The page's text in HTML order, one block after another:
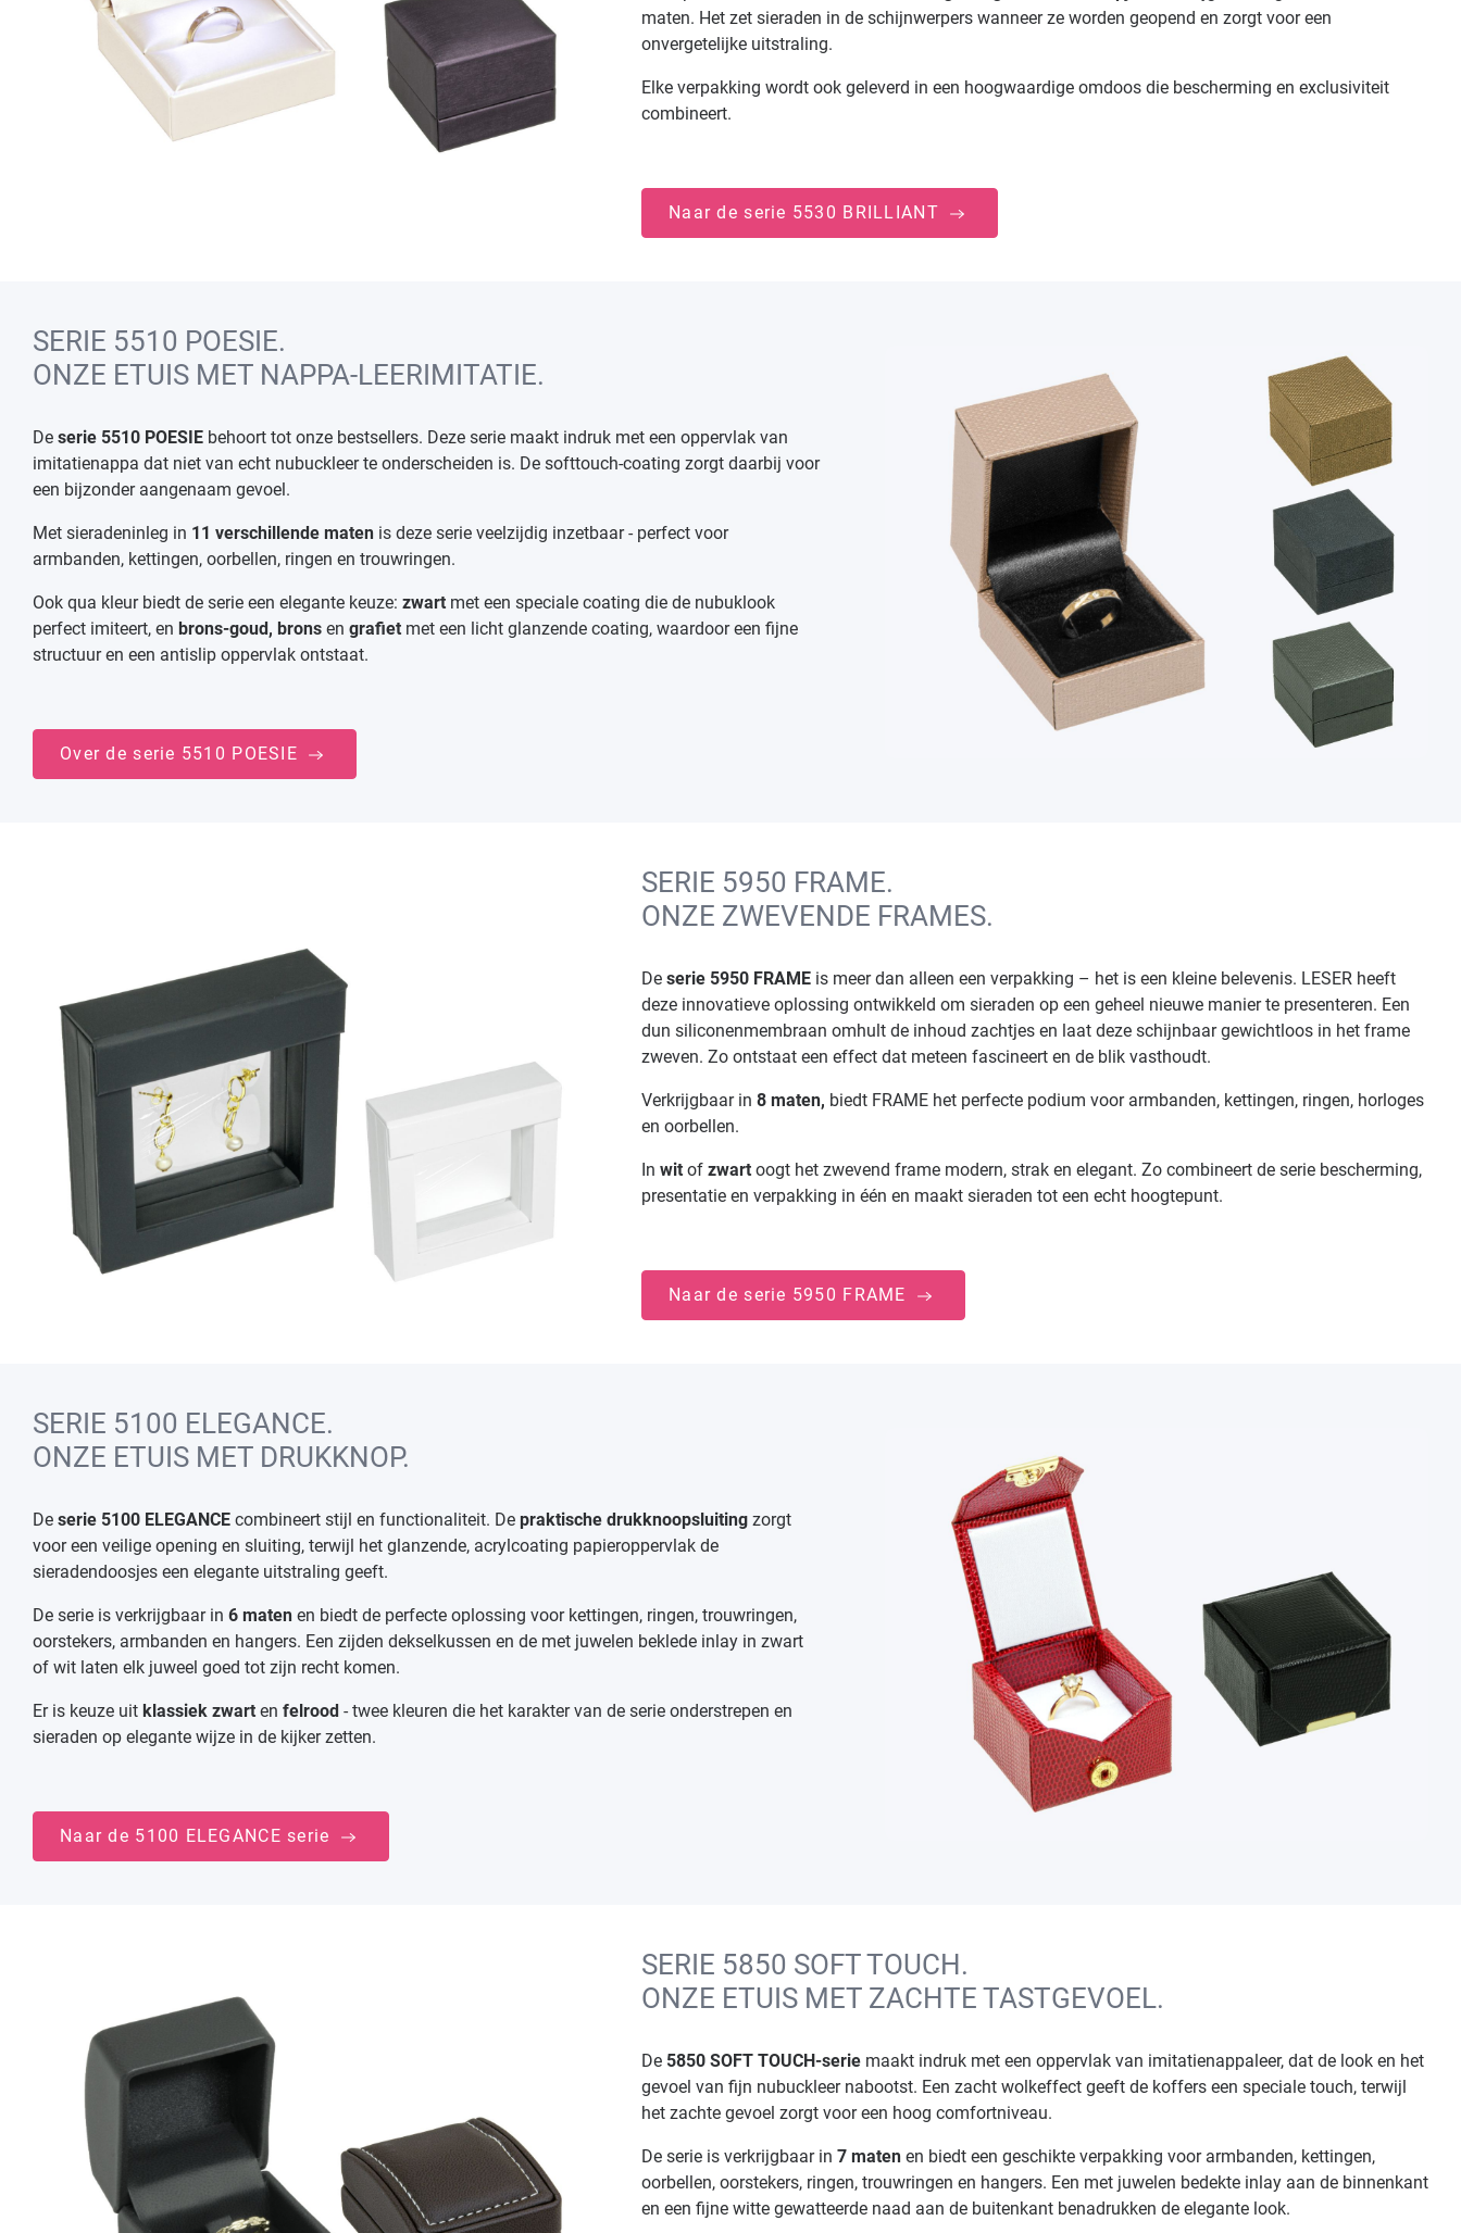
maten. Het zet sieraden in de schijnwerpers wanneer ze worden geopend en zorgt voor een
onvergetelijke uitstraling.
Elke verpakking wordt ook geleverd in een hoogwaardige omdoos die bescherming en exclusiviteit
combineert.
Naar de serie 5530 BRILLIANT
SERIE 5510 POESIE.
ONZE ETUIS MET NAPPA-LEERIMITATIE.
De serie 5510 POESIE behoort tot onze bestsellers. Deze serie maakt indruk met een oppervlak van
imitatienappa dat niet van echt nubuckleer te onderscheiden is. De softtouch-coating zorgt daarbij voor
een bijzonder aangenaam gevoel.
Met sieradeninleg in 11 verschillende maten is deze serie veelzijdig inzetbaar - perfect voor
armbanden, kettingen, oorbellen, ringen en trouwringen.
Ook qua kleur biedt de serie een elegante keuze: zwart met een speciale coating die de nubuklook
perfect imiteert, en brons-goud, brons en grafiet met een licht glanzende coating, waardoor een fijne
structuur en een antislip oppervlak ontstaat.
Over de serie 5510 POESIE
SERIE 5950 FRAME.
ONZE ZWEVENDE FRAMES.
De serie 5950 FRAME is meer dan alleen een verpakking – het is een kleine belevenis. LESER heeft
deze innovatieve oplossing ontwikkeld om sieraden op een geheel nieuwe manier te presenteren. Een
dun siliconenmembraan omhult de inhoud zachtjes en laat deze schijnbaar gewichtloos in het frame
zweven. Zo ontstaat een effect dat meteen fascineert en de blik vasthoudt.
Verkrijgbaar in 8 maten, biedt FRAME het perfecte podium voor armbanden, kettingen, ringen, horloges
en oorbellen.
In wit of zwart oogt het zwevend frame modern, strak en elegant. Zo combineert de serie bescherming,
presentatie en verpakking in één en maakt sieraden tot een echt hoogtepunt.
Naar de serie 5950 FRAME
SERIE 5100 ELEGANCE.
ONZE ETUIS MET DRUKKNOP.
De serie 5100 ELEGANCE combineert stijl en functionaliteit. De praktische drukknoopsluiting zorgt
voor een veilige opening en sluiting, terwijl het glanzende, acrylcoating papieroppervlak de
sieradendoosjes een elegante uitstraling geeft.
De serie is verkrijgbaar in 6 maten en biedt de perfecte oplossing voor kettingen, ringen, trouwringen,
oorstekers, armbanden en hangers. Een zijden dekselkussen en de met juwelen beklede inlay in zwart
of wit laten elk juweel goed tot zijn recht komen.
Er is keuze uit klassiek zwart en felrood - twee kleuren die het karakter van de serie onderstrepen en
sieraden op elegante wijze in de kijker zetten.
Naar de 5100 ELEGANCE serie
SERIE 5850 SOFT TOUCH.
ONZE ETUIS MET ZACHTE TASTGEVOEL.
De 5850 SOFT TOUCH-serie maakt indruk met een oppervlak van imitatienappaleer, dat de look en het
gevoel van fijn nubuckleer nabootst. Een zacht wolkeffect geeft de koffers een speciale touch, terwijl
het zachte gevoel zorgt voor een hoog comfortniveau.
De serie is verkrijgbaar in 7 maten en biedt een geschikte verpakking voor armbanden, kettingen,
oorbellen, oorstekers, ringen, trouwringen en hangers. Een met juwelen bedekte inlay aan de binnenkant
en een fijne witte gewatteerde naad aan de buitenkant benadrukken de elegante look.